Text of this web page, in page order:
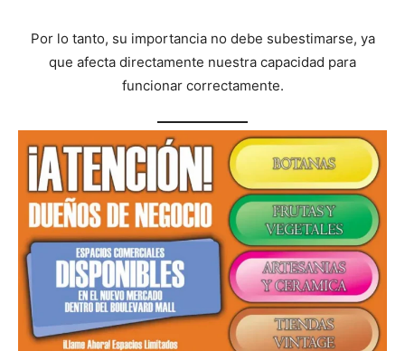
Por lo tanto, su importancia no debe subestimarse, ya
que afecta directamente nuestra capacidad para
funcionar correctamente.